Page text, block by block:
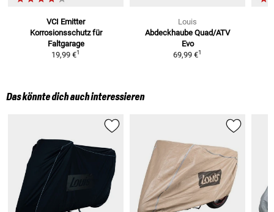
VCI Emitter
Korrosionsschutz für
Faltgarage
19,99 €1
Louis
Abdeckhaube Quad/ATV
Evo
69,99 €1
Das könnte dich auch interessieren